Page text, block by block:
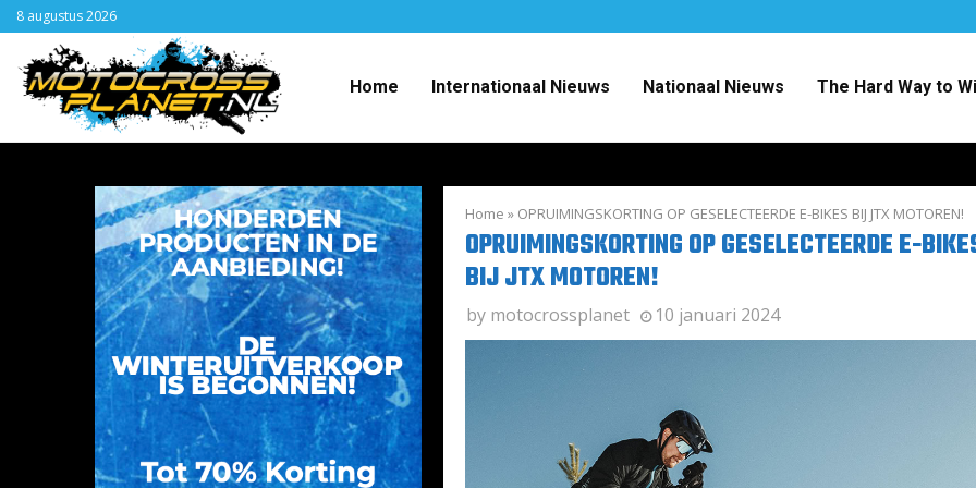
8 augustus 2026
Home Internationaal Nieuws Nationaal Nieuws The Hard Way to
Home » OPRUIMINGSKORTING OP GESELECTEERDE E-BIKES BIJ JTX MOTOREN!
OPRUIMINGSKORTING OP GESELECTEERDE E-
BIJ JTX MOTOREN!
by motocrossplanet 10 januari 2024